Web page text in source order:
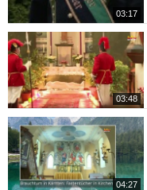
03:17
03:48
04:27